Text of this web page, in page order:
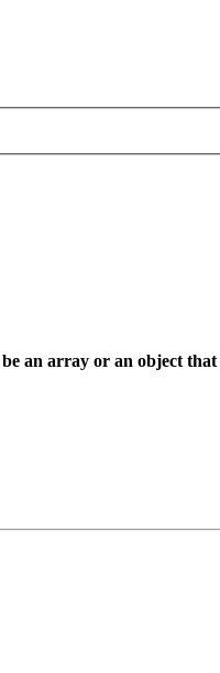
an array or an object